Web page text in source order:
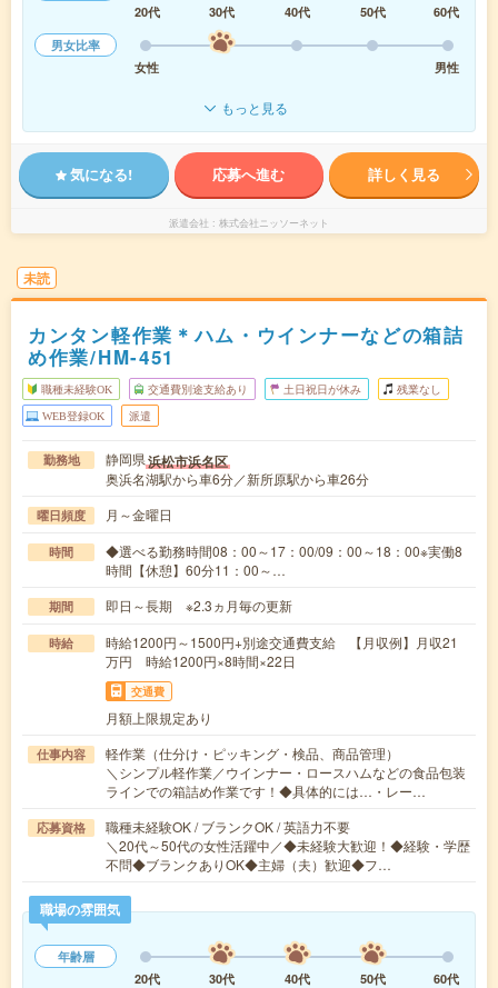
20代
30代 40代 50代
60代
男女比率
女性
男性
もっと見る
気になる! 応募へ進む 詳しく見る
派遣会社 株式会社ニッソーネット
未読
カンタン軽作業＊ハム・ウインナーなどの箱詰
め作業/HM-451
職種未経験OK 交通費別途支給あり 土日祝日が休み 残業なし
WEB登録OK 派遣
勤務地 静岡県浜松市浜名区
奥浜名湖駅から車6分／新所原駅から車26分
曜日頻度 月～金曜日
時間
◆選べる勤務時間08：00～17：00/09：00～18：00※実働8
時間【休憩】60分11：00～…
期間 即日～長期 ※2.3ヵ月毎の更新
時給
時給1200円～1500円+別途交通費支給 【月収例】月収21
万円 時給1200円×8時間×22日
交通費
月額上限規定あり
仕事内容
軽作業（仕分け・ピッキング・検品、商品管理）
＼シンプル軽作業／ウインナー・ロースハムなどの食品包装
ラインでの箱詰め作業です！◆具体的には…・レー…
応募資格
職種未経験OK / ブランクOK / 英語力不要
＼20代～50代の女性活躍中／◆未経験大歓迎！◆経験・学歴
不問◆ブランクありOK◆主婦（夫）歓迎◆フ…
職場の雰囲気
年齢層
20代
30代 40代 50代
60代